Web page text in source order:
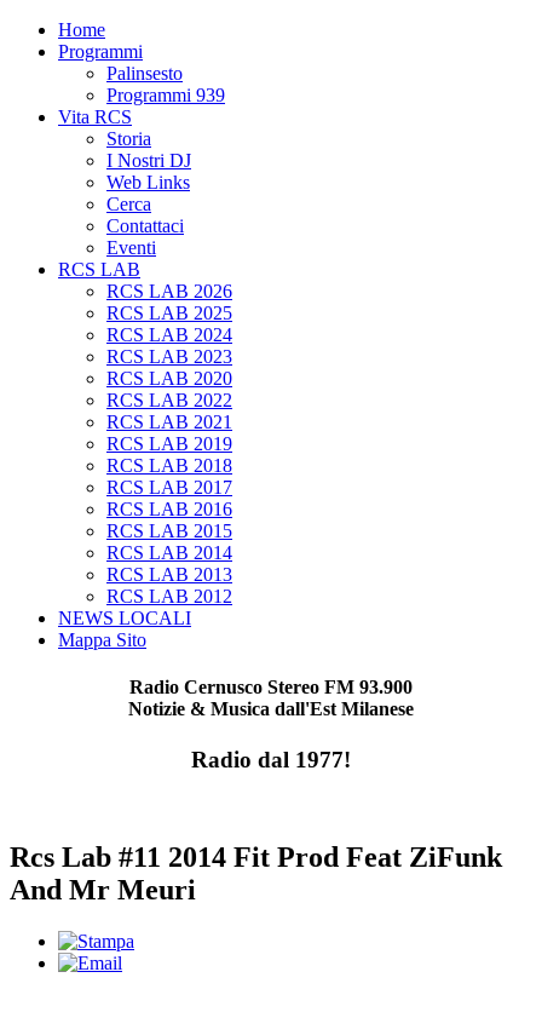
Home
Programmi
Palinsesto
Programmi 939
Vita RCS
Storia
I Nostri DJ
Web Links
Cerca
Contattaci
Eventi
RCS LAB
RCS LAB 2026
RCS LAB 2025
RCS LAB 2024
RCS LAB 2023
RCS LAB 2020
RCS LAB 2022
RCS LAB 2021
RCS LAB 2019
RCS LAB 2018
RCS LAB 2017
RCS LAB 2016
RCS LAB 2015
RCS LAB 2014
RCS LAB 2013
RCS LAB 2012
NEWS LOCALI
Mappa Sito
Radio Cernusco Stereo FM 93.900
Notizie & Musica dall'Est Milanese
Radio dal 1977!
Rcs Lab #11 2014 Fit Prod Feat ZiFunk
And Mr Meuri